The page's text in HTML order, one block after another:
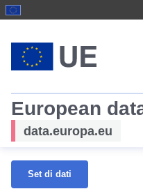
European
data.europa.eu
Set di dati